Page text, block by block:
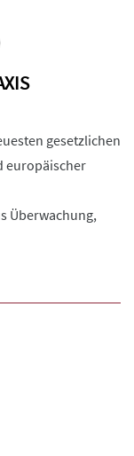
gesetzlichen
europäischer
Überwachung,